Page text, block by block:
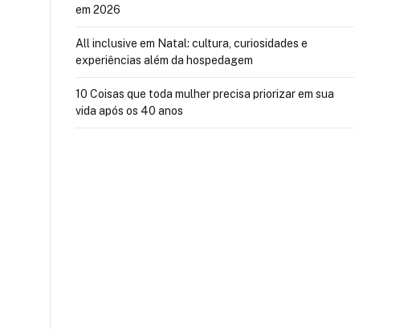
em 2026
All inclusive em Natal: cultura, curiosidades e
experiências além da hospedagem
10 Coisas que toda mulher precisa priorizar em sua
vida após os 40 anos